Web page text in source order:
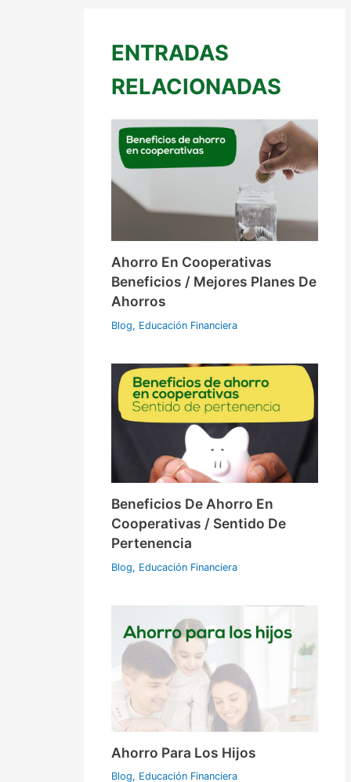
ENTRADAS
RELACIONADAS
Ahorro En Cooperativas
Beneficios / Mejores Planes De
Ahorros
Blog, Educación Financiera
Beneficios De Ahorro En
Cooperativas / Sentido De
Pertenencia
Blog, Educación Financiera
Ahorro Para Los Hijos
Blog, Educación Financiera